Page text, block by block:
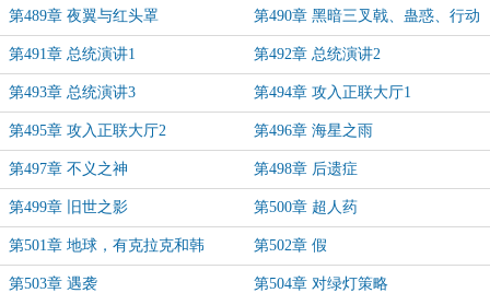
第489章 夜翼与红头罩 第490章 黑暗三叉戟、蛊惑、行动
第491章 总统演讲1 第492章 总统演讲2
第493章 总统演讲3 第494章 攻入正联大厅1
第495章 攻入正联大厅2 第496章 海星之雨
第497章 不义之神 第498章 后遗症
第499章 旧世之影 第500章 超人药
第501章 地球，有克拉克和韩 第502章 假
第503章 遇袭 第504章 对绿灯策略